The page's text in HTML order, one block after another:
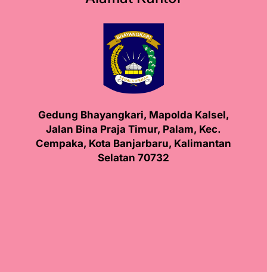
Gedung Bhayangkari, Mapolda Kalsel,
Jalan Bina Praja Timur, Palam, Kec.
Cempaka, Kota Banjarbaru, Kalimantan
Selatan 70732